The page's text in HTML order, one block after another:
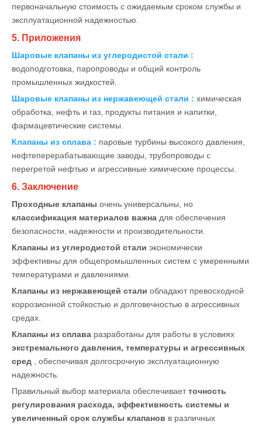
первоначальную стоимость с ожидаемым сроком службы и
эксплуатационной надежностью.
5. Приложения
Шаровые клапаны из углеродистой стали :
водоподготовка, паропроводы и общий контроль
промышленных жидкостей.
Шаровые клапаны из нержавеющей стали : химическая
обработка, нефть и газ, продукты питания и напитки,
фармацевтические системы.
Клапаны из сплава : паровые турбины высокого давления,
нефтеперерабатывающие заводы, трубопроводы с
перегретой нефтью и агрессивные химические процессы.
6. Заключение
Проходные клапаны очень универсальны, но
классификация материалов важна для обеспечения
безопасности, надежности и производительности.
Клапаны из углеродистой стали экономически
эффективны для общепромышленных систем с умеренными
температурами и давлениями.
Клапаны из нержавеющей стали обладают превосходной
коррозионной стойкостью и долговечностью в агрессивных
средах.
Клапаны из сплава разработаны для работы в условиях
экстремального давления, температуры и агрессивных
сред
, обеспечивая долгосрочную эксплуатационную
надежность.
Правильный выбор материала обеспечиваетточность
регулирования расхода, эффективность системы и
увеличенный срок службы клапанов в различных